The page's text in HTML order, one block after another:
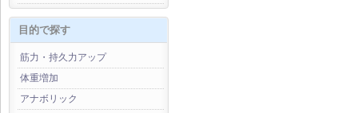
目的で探す
筋力・持久力アップ
体重増加
アナボリック